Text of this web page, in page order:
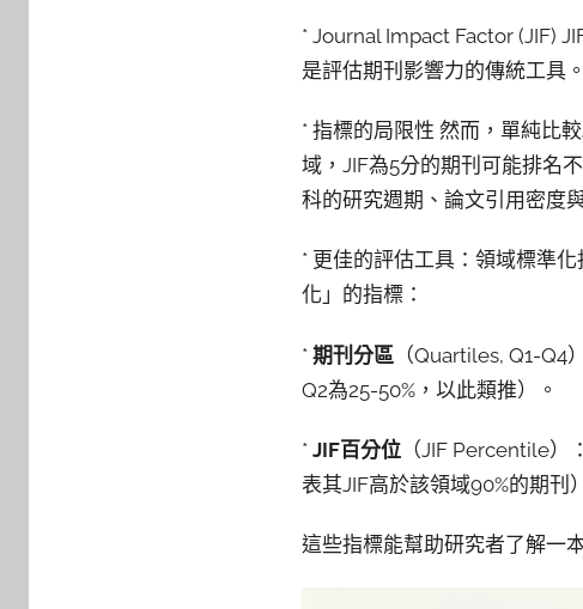
* Journal Impact Factor (JIF)
是評估期刊影響力的傳統工具。
* 指標的局限性 然而，單純比
域，JIF為5分的期刊可能排名
科的研究週期、論文引用密度
* 更佳的評估工具：領域標準
化」的指標：
* 期刊分區 （Quartiles, Q1-Q4
Q2為25-50%，以此類推）。
* JIF百分位 （JIF Percentile
表其JIF高於該領域90%的期刊
這些指標能幫助研究者了解一